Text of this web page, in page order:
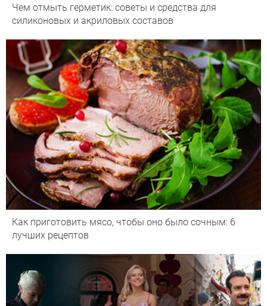
Чем отмыть герметик: советы и средства для
силиконовых и акриловых составов
Как приготовить мясо, чтобы оно было сочным: 6
лучших рецептов